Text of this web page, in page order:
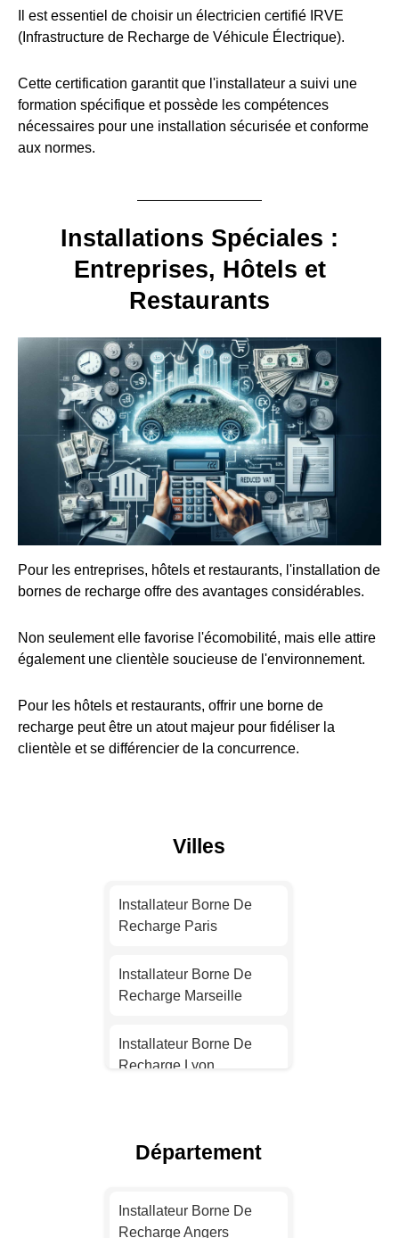
Il est essentiel de choisir un électricien certifié IRVE
(Infrastructure de Recharge de Véhicule Électrique).
Cette certification garantit que l'installateur a suivi une
formation spécifique et possède les compétences
nécessaires pour une installation sécurisée et conforme
aux normes.
Installations Spéciales :
Entreprises, Hôtels et
Restaurants
Pour les entreprises, hôtels et restaurants, l'installation de
bornes de recharge offre des avantages considérables.
Non seulement elle favorise l'écomobilité, mais elle attire
également une clientèle soucieuse de l'environnement.
Pour les hôtels et restaurants, offrir une borne de
recharge peut être un atout majeur pour fidéliser la
clientèle et se différencier de la concurrence.
Villes
Installateur Borne De
Recharge Paris
Installateur Borne De
Recharge Marseille
Installateur Borne De
Recharge Lyon
Recharge Nice
Département
Installateur Borne De
Recharge Angers